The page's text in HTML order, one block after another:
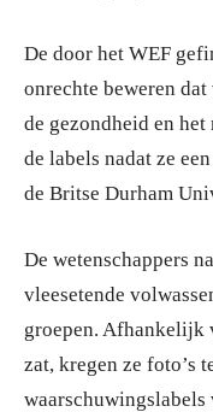
De door het WEF
onrechte beweren
de gezondheid en
de labels nadat ze
de Britse Durham
De wetenschappers
vleesetende
groepen. Afhankelijk
zat, kregen ze foto’s